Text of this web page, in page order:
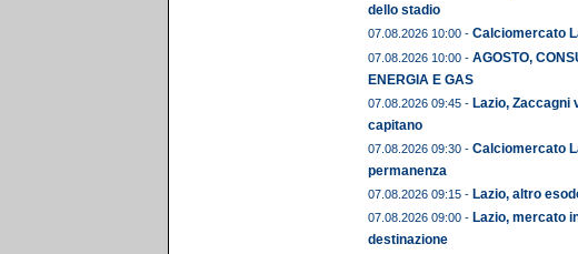
dello stadio
07.08.2026 10:00 - Calciomercato
07.08.2026 10:00 - AGOSTO,
ENERGIA E GAS
07.08.2026 09:45 - Lazio, Zaccagni
capitano
07.08.2026 09:30 - Calciomercato
permanenza
07.08.2026 09:15 - Lazio, altro
07.08.2026 09:00 - Lazio, mercato
destinazione